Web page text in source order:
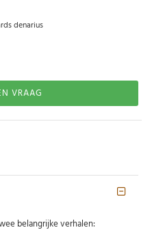
denarius
VRAAG
belangrijke verhalen: